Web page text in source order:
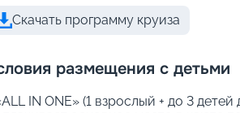
Скачать программу круиза
размещения с детьми
IN ONE» (1 взрослый + до 3